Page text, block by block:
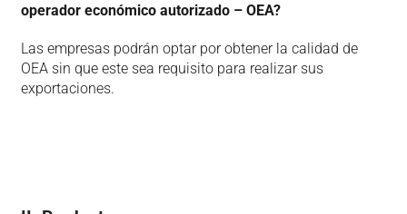
operador económico autorizado – OEA?
Las empresas podrán optar por obtener la calidad de
OEA sin que este sea requisito para realizar sus
exportaciones.